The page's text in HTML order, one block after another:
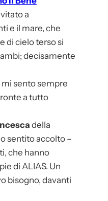
a
e il mare, che
di cielo terso si
decisamente
mi sento sempre
a tutto
della
sentito accolto –
che hanno
di ALIAS. Un
bisogno, davanti